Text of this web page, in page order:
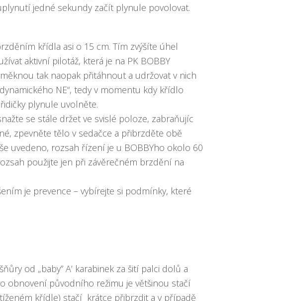
jedné sekundy začít plynule povolovat.
křídla asi o 15 cm. Tím zvýšíte úhel
aktivní pilotáž, která je na PK BOBBY
tak naopak přitáhnout a udržovat v nich
NE“, tedy v momentu kdy křídlo
plynule uvolněte.
se stále držet ve svislé poloze, zabraňujíc
zpevněte tělo v sedačce a přibrzděte obě
uvedeno, rozsah řízení je u BOBBYho okolo 60
použijte jen při závěrečném brzdění na
je prevence – vybírejte si podmínky, které
od „baby” A’ karabinek za šití palci dolů a
obnovení původního režimu je většinou stačí
křídle) stačí krátce přibrzdit a v případě